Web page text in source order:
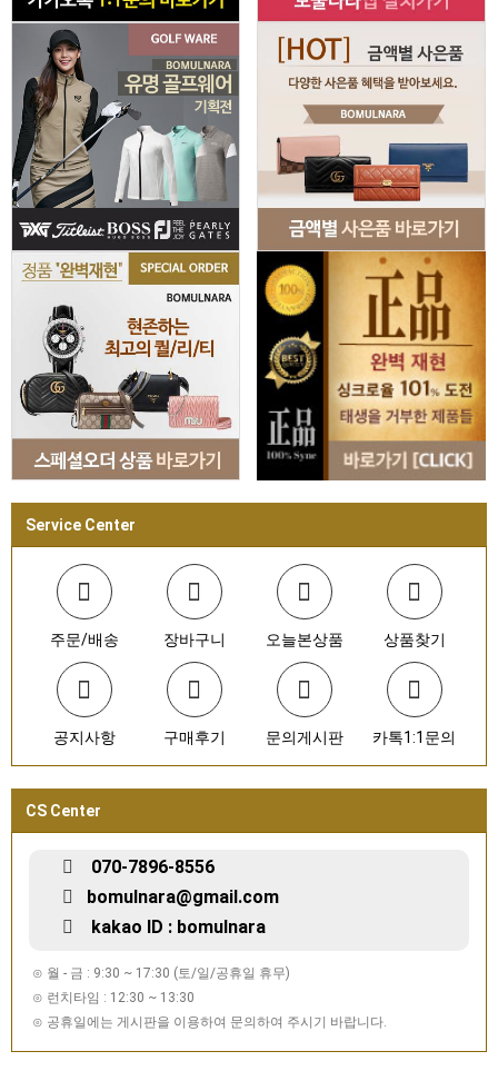
Service Center
주문/배송 장바구니 오늘본상품 상품찾기
공지사항 구매후기 문의게시판 카톡1:1문의
CS Center
070-7896-8556
bomulnara@gmail.com
kakao ID : bomulnara
⊙ 월 - 금 : 9:30 ~ 17:30 (토/일/공휴일 휴무)
⊙ 런치타임 : 12:30 ~ 13:30
⊙ 공휴일에는 게시판을 이용하여 문의하여 주시기 바랍니다.